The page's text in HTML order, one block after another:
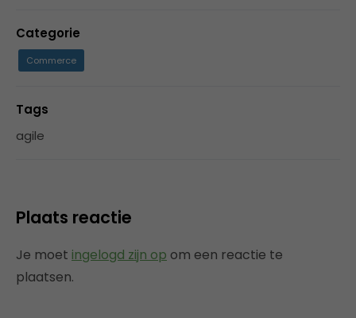
Categorie
Commerce
Tags
agile
Plaats reactie
Je moet ingelogd zijn op om een reactie te
plaatsen.